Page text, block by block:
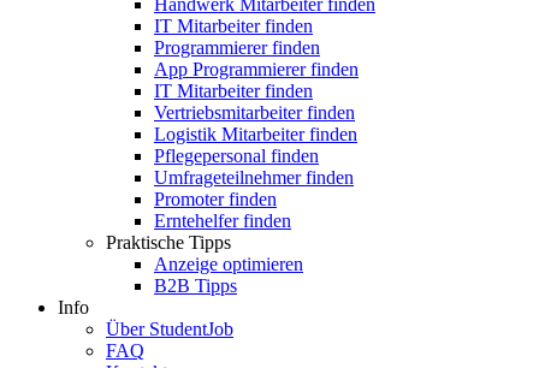
Handwerk Mitarbeiter finden
IT Mitarbeiter finden
Programmierer finden
App Programmierer finden
IT Mitarbeiter finden
Vertriebsmitarbeiter finden
Logistik Mitarbeiter finden
Pflegepersonal finden
Umfrageteilnehmer finden
Promoter finden
Erntehelfer finden
Praktische Tipps
Anzeige optimieren
B2B Tipps
Info
Über StudentJob
FAQ